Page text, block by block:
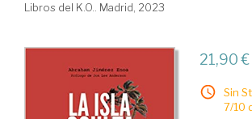
Libros del K.O.. Madrid, 2023
21,90 €
Sin
7/10